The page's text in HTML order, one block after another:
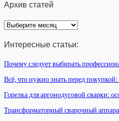
Архив статей
Архив
статей
Интересные статьи:
Почему следует выбирать
Всё, что нужно знать перед
Горелка для аргонодуговой сварки:
Трансформаторный сварочный